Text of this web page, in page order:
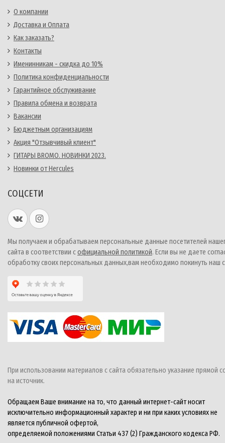
О компании
Доставка и Оплата
Как заказать?
Контакты
Именинникам - скидка до 10%
Политика конфиденциальности
Гарантийное обслуживание
Правила обмена и возврата
Вакансии
Бюджетным организациям
Акция "Отзывчивый клиент"
ГИТАРЫ BROMO. НОВИНКИ 2023.
Новинки от Hercules
СОЦСЕТИ
Мы получаем и обрабатываем персональные данные посетителей
сайта в соответствии софициальной политикой. Если вы не даете
обработку своих персональных данных,вам необходимо покинуть наш
При использовании материалов с сайта обязательно указание прямой
на источник.
Обращаем Ваше внимание на то, что данный интернет-сайт носит
исключительно информационный характер и ни при каких условиях не
является публичной офертой,
определяемой положениями Статьи 437 (2) Гражданского кодекса РФ.